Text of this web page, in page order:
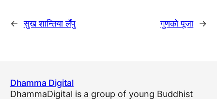
← सुख शान्तिया लँपु गुणकाे पूजा →
Dhamma Digital
DhammaDigital is a group of young Buddhist